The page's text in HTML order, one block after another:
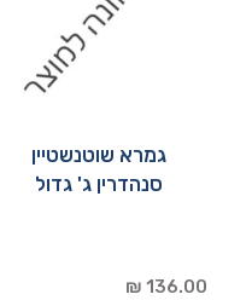
גמרא שוטנשטיין
סנהדרין ג' גדול
136.00 ₪